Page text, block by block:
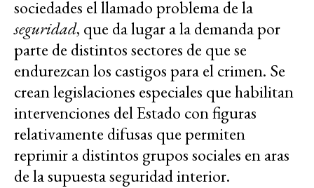
sociedades el llamado problema de la
seguridad, que da lugar a la demanda por
parte de distintos sectores de que se
endurezcan los castigos para el crimen. Se
crean legislaciones especiales que habilitan
intervenciones del Estado con figuras
relativamente difusas que permiten
reprimir a distintos grupos sociales en aras
de la supuesta seguridad interior.